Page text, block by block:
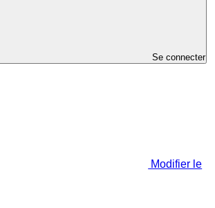
Se connecter
Modifier le